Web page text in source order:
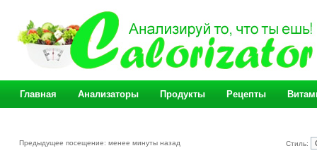
Главная Анализаторы Продукты Рецепты
Предыдущее посещение: менее минуты назад Стиль: